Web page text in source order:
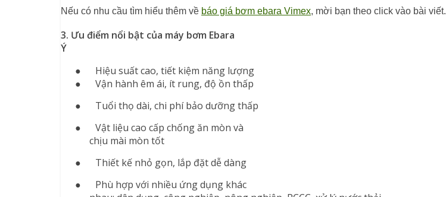
Nếu có nhu cầu tìm hiểu thêm về báo giá bơm ebara Vimex, mời bạn theo click vào bài viết.
3. Ưu điểm nổi bật của máy bơm Ebara
Ý
●
Hiệu suất cao, tiết kiệm năng lượng
●
Vận hành êm ái, ít rung, độ ồn thấp
●
Tuổi thọ dài, chi phí bảo dưỡng thấp
●
Vật liệu cao cấp chống ăn mòn và
chịu mài mòn tốt
●
Thiết kế nhỏ gọn, lắp đặt dễ dàng
●
Phù hợp với nhiều ứng dụng khác